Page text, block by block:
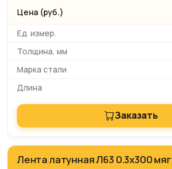
Заказать
Лента латунная Л63 0.3х300 мяг